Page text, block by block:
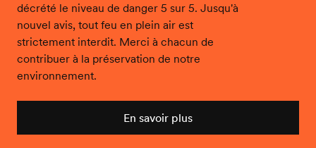
décrété le niveau de danger 5 sur 5. Jusqu'à
nouvel avis, tout feu en plein air est
strictement interdit. Merci à chacun de
contribuer à la préservation de notre
environnement.
En savoir plus